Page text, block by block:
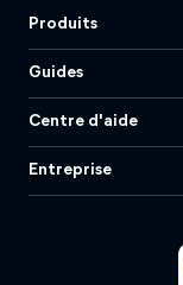
Produits
Guides
Centre d'aide
Entreprise